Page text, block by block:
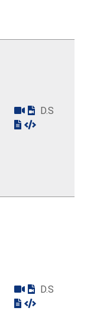
D.S
D.S